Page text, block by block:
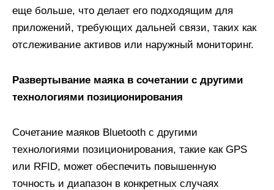
еще больше, что делает его подходящим для
приложений, требующих дальней связи, таких как
отслеживание активов или наружный мониторинг.
Развертывание маяка в сочетании с другими
технологиями позиционирования
Сочетание маяков Bluetooth с другими
технологиями позиционирования, такие как GPS
или RFID, может обеспечить повышенную
точность и диапазон в конкретных случаях